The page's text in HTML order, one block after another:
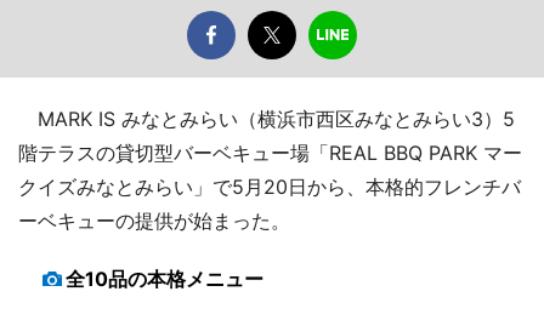
MARK IS みなとみらい（横浜市西区みなとみらい3）5
階テラスの貸切型バーベキュー場「REAL BBQ PARK マー
クイズみなとみらい」で5月20日から、本格的フレンチバ
ーベキューの提供が始まった。
全10品の本格メニュー